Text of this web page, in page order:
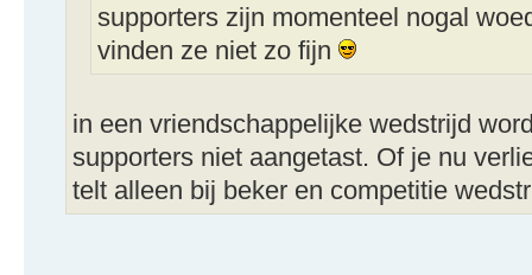
supporters zijn momenteel nogal
vinden ze niet zo fijn
in een vriendschappelijke wedstrijd
supporters niet aangetast. Of je nu
telt alleen bij beker en competitie